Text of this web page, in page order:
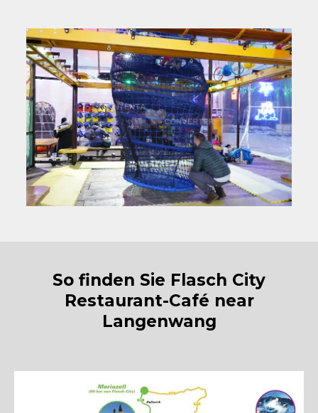
So finden Sie Flasch City
Restaurant-Café near
Langenwang